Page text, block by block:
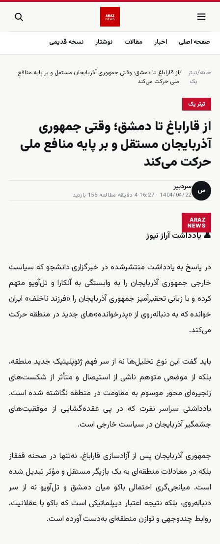
صفحه اصلی اخبار مقالات نوشتار نسخه قدیمی
خانه/تیتر
یک
/از قاراباغ تا دمشق؛ وقتی جمهوری آذربایجان مستقل و بر پایه منافع
ملی حرکت می‌کند
تیتر یک
از قاراباغ تا دمشق؛ وقتی جمهوری
آذربایجان مستقل و بر پایه منافع ملی
حرکت می‌کند
س سردبیر
1404/04/22 · 16:27
·4 دقیقه مطالعه ·155 بازدید
ARAZ
NEWS
👤 یادداشت آراز نیوز
در پاسخ به یادداشت منتشرشده در خبرگزاری دانشجو که سیاست
خارجی جمهوری آذربایجان را به وابستگی به آنکارا و تل‌آویو متهم
کرده و با زبانی تحقیرآمیز جمهوری آذربایجان را «فرزند ناخلف» ایران
خوانده که به دنباله‌روی از «پدرخوانده‌»های جدید در منطقه حرکت
می‌کند.
باید گفت این نوع تحلیل‌ها نه از سر فهم ژئوپلیتیک جدید منطقه،
بلکه از موضعی متوهم ناشی از استیصال و متأثر از شکست‌های
زنجیره‌ای محور موسوم به مقاومت در منطقه نگاشته شده است.
یادداشتی سراسر نفرت که در پی عقده‌گشایی از موفقیت‌های
جشمگیر آذربایجان در سیاست خارجی است.
جمهوری آذربایجان پس از آزادسازی قاراباغ، نه‌تنها در صحنه قفقاز
بلکه در معادلات منطقه‌ای به یک بازیگر مستقل و مؤثر تبدیل شده
است. میانجی‌گری احتمالی باکو میان دمشق و تل‌آویو نه از سر
دنباله‌روی، بلکه نتیجه اعتبار دیپلماتیکی است که باکو با عقلانیت،
روابط چندوجهی و توازن منطقه‌ای به‌دست آورده است.